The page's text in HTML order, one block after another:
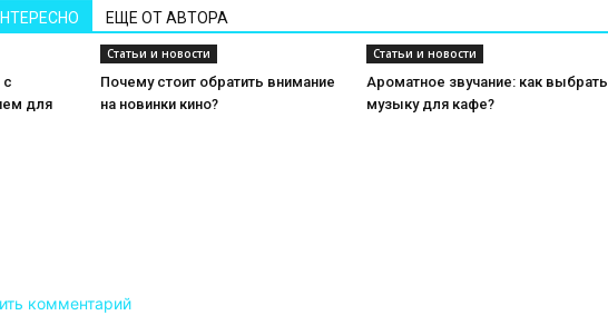
ЕЩЕ ОТ АВТОРА
для
Статьи и новости
Почему стоит обратить внимание
на новинки кино?
Статьи и новости
Ароматное звучание: как выбрать
музыку для кафе?
комментарий